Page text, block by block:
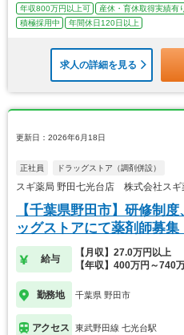
年収800万円以上可 産休・育休取得実績有
積極採用中
年間休日120日以上
求人の詳細を見る
更新日：2026年6月18日
正社員 ドラッグストア（調剤併設）
スギ薬局 野田七光台店 株式会社スギ
【千葉県野田市】研修制
ッグストアにて薬剤師募集
給与
【月収】27.0万円以上
【年収】400万円～740
勤務地 千葉県 野田市
アクセス 東武野田線 七光台駅